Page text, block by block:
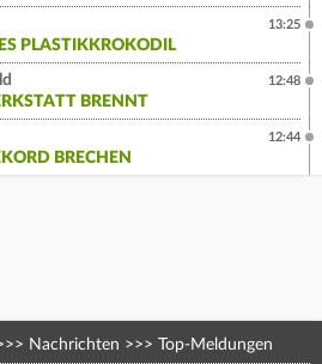
PLASTIKKROKODIL
13:25
BRENNT
12:48
BRECHEN
12:44
Nachrichten >>> Top-Meldungen